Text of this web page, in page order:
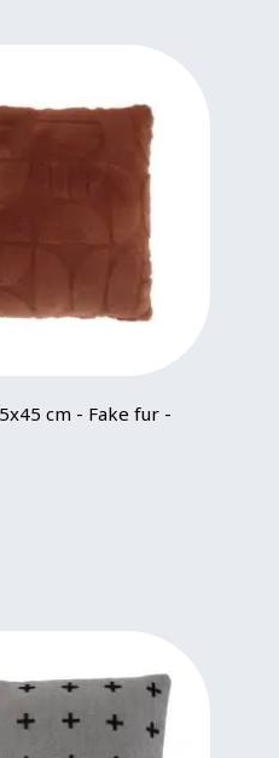
cm - Fake fur -